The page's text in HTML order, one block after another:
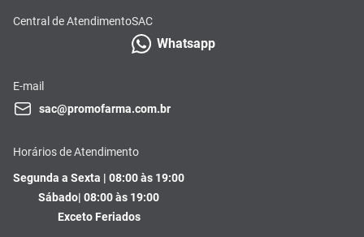
Central de AtendimentoSAC
Whatsapp
E-mail
sac@promofarma.com.br
Horários de Atendimento
Segunda a Sexta | 08:00 às 19:00
Sábado| 08:00 às 19:00
Exceto Feriados